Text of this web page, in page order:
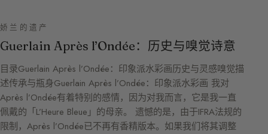
娇兰的遗产
Guerlain Après l’Ondée：历史与嗅觉诗意
目录Guerlain Après l’Ondée：印象派水彩画历史与灵感嗅觉描
述传承与瓶身Guerlain Après l’Ondée：印象派水彩画 我对
Après l’Ondée有着特别的感情，因为对我而言，它是我一直
佩戴的「L’Heure Bleue」的母亲。 遗憾的是，由于IFRA法规的
限制，Après l’Ondée已不再有香精版本。如果我们将其调整